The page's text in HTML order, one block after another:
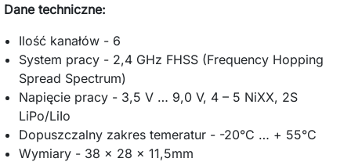
Dane techniczne:
Ilość kanałów - 6
System pracy - 2,4 GHz FHSS (Frequency Hopping
Spread Spectrum)
Napięcie pracy - 3,5 V … 9,0 V, 4 – 5 NiXX, 2S
LiPo/LiIo
Dopuszczalny zakres temeratur - -20°C … + 55°C
Wymiary - 38 x 28 x 11,5mm